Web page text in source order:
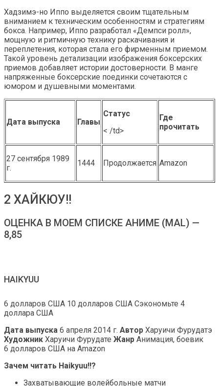
Хадзимэ-но Иппо выделяется своим тщательным
вниманием к техническим особенностям и стратегиям
бокса. Например, Иппо разработал «Демпси ролл»,
мощную и ритмичную технику раскачивания и
переплетения, которая стала его фирменным приемом.
Такой уровень детализации изображения боксерских
приемов добавляет истории достоверности. В манге
напряженные боксерские поединки сочетаются с
юмором и душевными моментами.
Дата выпуска Главы
Статус
< /td>
Где
прочитать
27 сентября 1989
г.
1444 Продолжается Amazon
2 ХАЙКЮУ!!
ОЦЕНКА В МОЕМ СПИСКЕ АНИМЕ (MAL) —
8,85
HAIKYUU
6 долларов США 10 долларов США Сэкономьте 4
доллара США
Дата выпуска 6 апреля 2014 г. Автор Харуичи Фурудатэ
Художник Харуичи Фурудате Жанр Анимация, боевик
6 долларов США на Amazon
Зачем читать Haikyuu!!?
Захватывающие волейбольные матчи